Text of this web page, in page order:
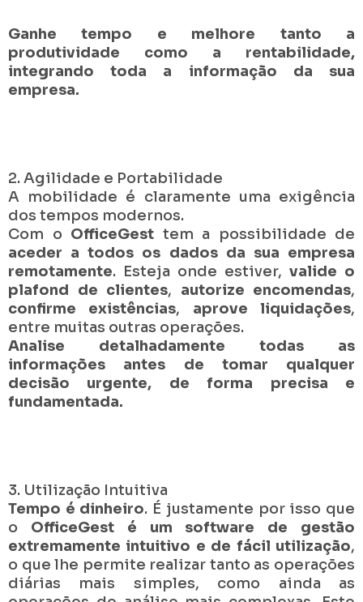
Ganhe tempo e melhore tanto a
produtividade como a rentabilidade,
integrando toda a informação da sua
empresa.
2. Agilidade e Portabilidade
A mobilidade é claramente uma exigência
dos tempos modernos.
Com o OfficeGest tem a possibilidade de
aceder a todos os dados da sua empresa
remotamente. Esteja onde estiver, valide o
plafond de clientes, autorize encomendas,
confirme existências, aprove liquidações,
entre muitas outras operações.
Analise detalhadamente todas as
informações antes de tomar qualquer
decisão urgente, de forma precisa e
fundamentada.
3. Utilização Intuitiva
Tempo é dinheiro. É justamente por isso que
o OfficeGest é um software de gestão
extremamente intuitivo e de fácil utilização,
o que lhe permite realizar tanto as operações
diárias mais simples, como ainda as